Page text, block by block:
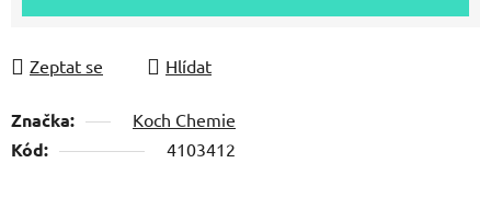
Zeptat se Hlídat
Značka: Koch Chemie
Kód: 4103412